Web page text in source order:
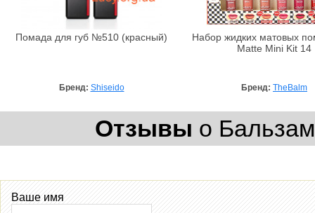
Помада для губ №510 (красный)
Бренд: Shiseido
Набор жидких матовых
Matte Mini Kit 14
Бренд: TheBalm
Отзывы о
Ваше имя